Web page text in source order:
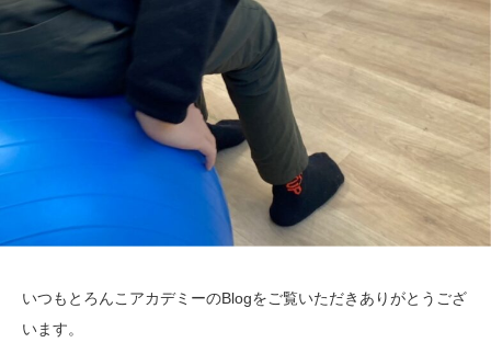
いつもとろんこアカデミーのBlogをご覧いただきありがとうござ
います。